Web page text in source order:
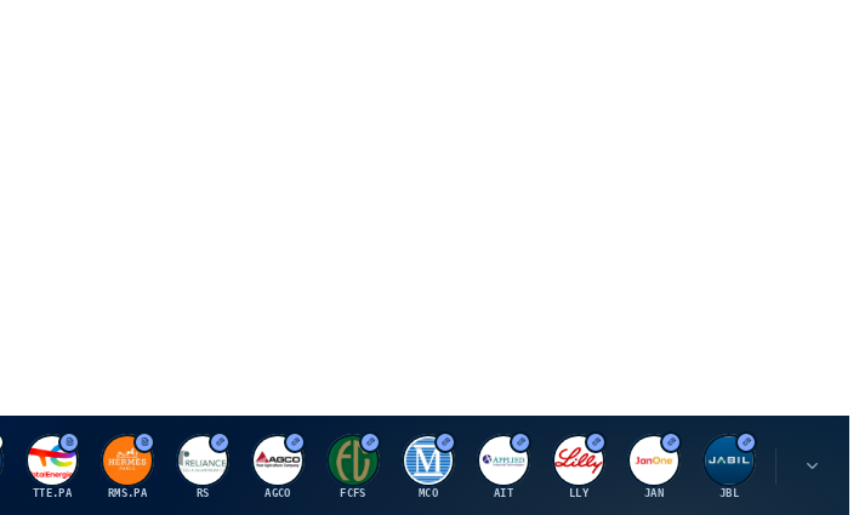
T
TTE.PA
H
RMS.PA
R
RS
A
AGCO
F
FCFS
M
MCO
A
AIT
E
LLY
J
JAN
J
JBL
P